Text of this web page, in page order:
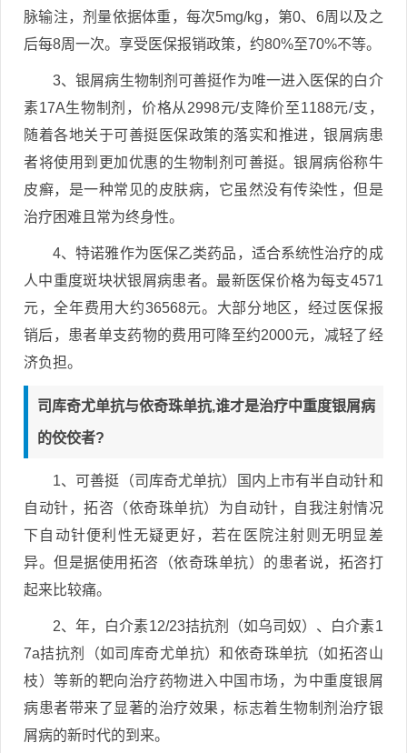
脉输注，剂量依据体重，每次5mg/kg，第0、6周以及之
后每8周一次。享受医保报销政策，约80%至70%不等。
3、银屑病生物制剂可善挺作为唯一进入医保的白介
素17A生物制剂，价格从2998元/支降价至1188元/支，
随着各地关于可善挺医保政策的落实和推进，银屑病患
者将使用到更加优惠的生物制剂可善挺。银屑病俗称牛
皮癣，是一种常见的皮肤病，它虽然没有传染性，但是
治疗困难且常为终身性。
4、特诺雅作为医保乙类药品，适合系统性治疗的成
人中重度斑块状银屑病患者。最新医保价格为每支4571
元，全年费用大约36568元。大部分地区，经过医保报
销后，患者单支药物的费用可降至约2000元，减轻了经
济负担。
司库奇尤单抗与依奇珠单抗,谁才是治疗中重度银屑病
的佼佼者?
1、可善挺（司库奇尤单抗）国内上市有半自动针和
自动针，拓咨（依奇珠单抗）为自动针，自我注射情况
下自动针便利性无疑更好，若在医院注射则无明显差
异。但是据使用拓咨（依奇珠单抗）的患者说，拓咨打
起来比较痛。
2、年，白介素12/23拮抗剂（如乌司奴）、白介素1
7a拮抗剂（如司库奇尤单抗）和依奇珠单抗（如拓咨山
枝）等新的靶向治疗药物进入中国市场，为中重度银屑
病患者带来了显著的治疗效果，标志着生物制剂治疗银
屑病的新时代的到来。